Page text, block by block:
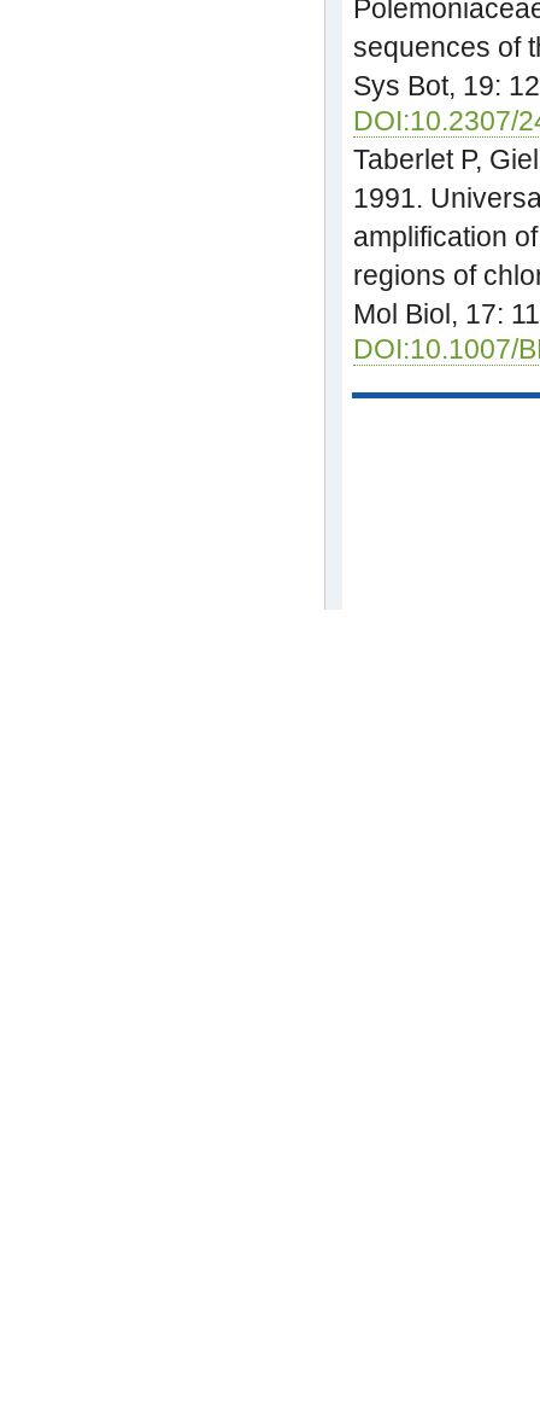
sequences of
Sys Bot, 19:
DOI:10.2307/
Taberlet P,
1991.
amplification
regions of
Mol Biol, 17:
DOI:10.1007/